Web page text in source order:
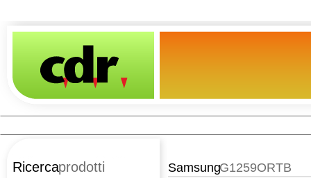
Ricercaprodotti SamsungG1259ORTB